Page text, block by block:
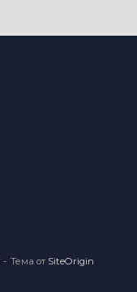
Тема от SiteOrigin